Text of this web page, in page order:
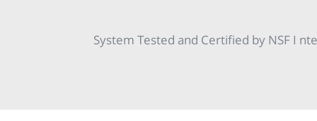
System Tested and Certified by NSF I